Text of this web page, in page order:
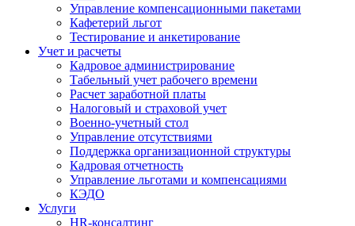
Управление компенсационными пакетами
Кафетерий льгот
Тестирование и анкетирование
Учет и расчеты
Кадровое администрирование
Табельный учет рабочего времени
Расчет заработной платы
Налоговый и страховой учет
Военно-учетный стол
Управление отсутствиями
Поддержка организационной структуры
Кадровая отчетность
Управление льготами и компенсациями
КЭДО
Услуги
HR-консалтинг